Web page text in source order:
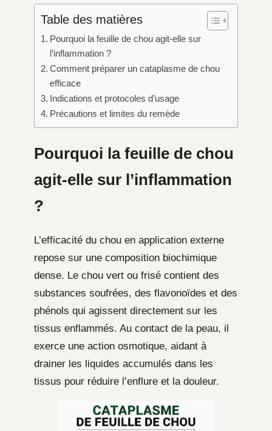
Table des matières
Pourquoi la feuille de chou agit-elle sur
l’inflammation ?
Comment préparer un cataplasme de chou
efficace
Indications et protocoles d’usage
Précautions et limites du remède
Pourquoi la feuille de chou
agit-elle sur l’inflammation
?
L’efficacité du chou en application externe
repose sur une composition biochimique
dense. Le chou vert ou frisé contient des
substances soufrées, des flavonoïdes et des
phénols qui agissent directement sur les
tissus enflammés. Au contact de la peau, il
exerce une action osmotique, aidant à
drainer les liquides accumulés dans les
tissus pour réduire l’enflure et la douleur.